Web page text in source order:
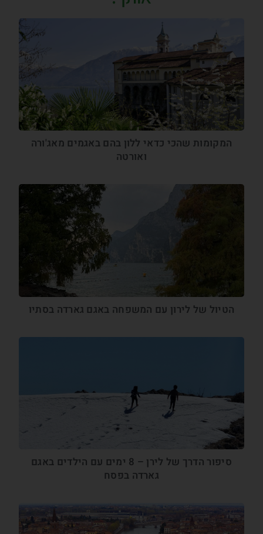
המקומות שהכי כדאי ללון בהם באגמים מאג'ורה
ואורטה
הטיול של לירון עם המשפחה באגם גארדה בסתיו
סיפור הדרך של לירן – 8 ימים עם הילדים באגם
גארדה בפסח